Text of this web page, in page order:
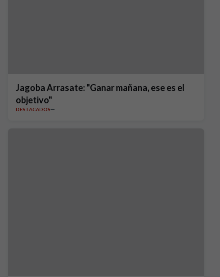
Jagoba Arrasate: "Ganar mañana, ese es el
objetivo"
DESTACADOS